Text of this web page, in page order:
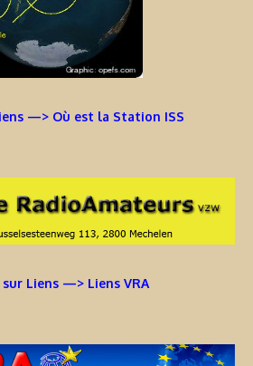
—> Où est la Station ISS
Liens —> Liens VRA